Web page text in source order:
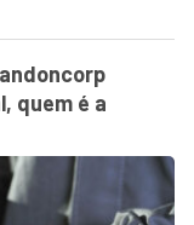
quem é a